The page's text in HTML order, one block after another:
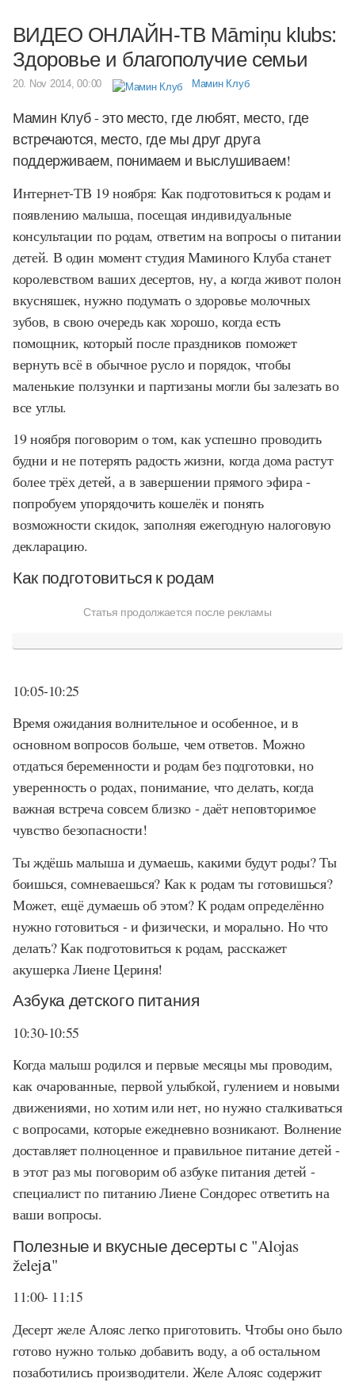
ВИДЕО ОНЛАЙН-ТВ Māmiņu klubs:
Здоровье и благополучие семьи
20. Nov 2014, 00:00 Мамин Клуб
Мамин Клуб - это место, где любят, место, где
встречаются, место, где мы друг друга
поддерживаем, понимаем и выслушиваем!
Интернет-ТВ 19 ноября: Как подготовиться к родам и
появлению малыша, посещая индивидуальные
консультации по родам, ответим на вопросы о питании
детей. В один момент студия Маминого Клуба станет
королевством ваших десертов, ну, а когда живот полон
вкусняшек, нужно подумать о здоровье молочных
зубов, в свою очередь как хорошо, когда есть
помощник, который после праздников поможет
вернуть всё в обычное русло и порядок, чтобы
маленькие ползунки и партизаны могли бы залезать во
все углы.
19 ноября поговорим о том, как успешно проводить
будни и не потерять радость жизни, когда дома растут
более трёх детей, а в завершении прямого эфира -
попробуем упорядочить кошелёк и понять
возможности скидок, заполняя ежегодную налоговую
декларацию.
Как подготовиться к родам
Статья продолжается после рекламы
10:05-10:25
Время ожидания волнительное и особенное, и в
основном вопросов больше, чем ответов. Можно
отдаться беременности и родам без подготовки, но
уверенность о родах, понимание, что делать, когда
важная встреча совсем близко - даёт неповторимое
чувство безопасности!
Ты ждёшь малыша и думаешь, какими будут роды? Ты
боишься, сомневаешься? Как к родам ты готовишься?
Может, ещё думаешь об этом? К родам определённо
нужно готовиться - и физически, и морально. Но что
делать? Как подготовиться к родам, расскажет
акушерка Лиене Цериня!
Азбука детского питания
10:30-10:55
Когда малыш родился и первые месяцы мы проводим,
как очарованные, первой улыбкой, гулением и новыми
движениями, но хотим или нет, но нужно сталкиваться
с вопросами, которые ежедневно возникают. Волнение
доставляет полноценное и правильное питание детей -
в этот раз мы поговорим об азбуке питания детей -
специалист по питанию Лиене Сондорес ответить на
ваши вопросы.
Полезные и вкусные десерты с "Alojas
želejа"
11:00- 11:15
Десерт желе Алояс легко приготовить. Чтобы оно было
готово нужно только добавить воду, а об остальном
позаботились производители. Желе Алояс содержит